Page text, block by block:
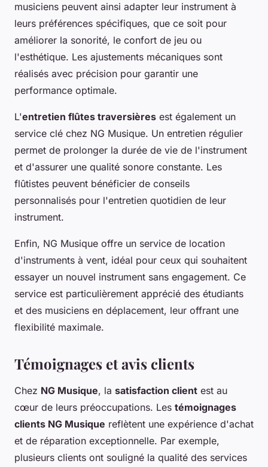
musiciens peuvent ainsi adapter leur instrument à
leurs préférences spécifiques, que ce soit pour
améliorer la sonorité, le confort de jeu ou
l'esthétique. Les ajustements mécaniques sont
réalisés avec précision pour garantir une
performance optimale.
L'entretien flûtes traversières est également un
service clé chez NG Musique. Un entretien régulier
permet de prolonger la durée de vie de l'instrument
et d'assurer une qualité sonore constante. Les
flûtistes peuvent bénéficier de conseils
personnalisés pour l'entretien quotidien de leur
instrument.
Enfin, NG Musique offre un service de location
d'instruments à vent, idéal pour ceux qui souhaitent
essayer un nouvel instrument sans engagement. Ce
service est particulièrement apprécié des étudiants
et des musiciens en déplacement, leur offrant une
flexibilité maximale.
Témoignages et avis clients
Chez NG Musique, la satisfaction client est au
cœur de leurs préoccupations. Les témoignages
clients NG Musique reflètent une expérience d'achat
et de réparation exceptionnelle. Par exemple,
plusieurs clients ont souligné la qualité des services